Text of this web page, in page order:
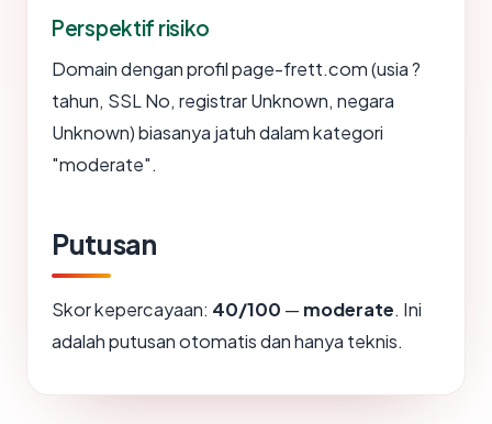
Perspektif risiko
Domain dengan profil page-frett.com (usia ?
tahun, SSL No, registrar Unknown, negara
Unknown) biasanya jatuh dalam kategori
"moderate".
Putusan
Skor kepercayaan: 40/100 — moderate. Ini
adalah putusan otomatis dan hanya teknis.